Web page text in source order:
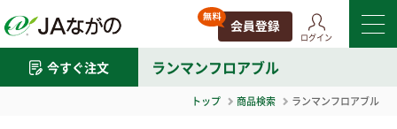
ログイン
今すぐ注文 ランマンフロアブル
トップ 商品検索 ランマンフロアブル